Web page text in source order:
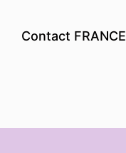
Contact FRANCE